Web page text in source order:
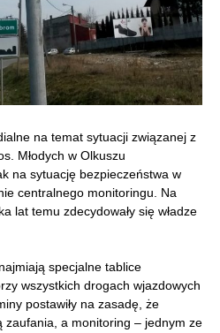
na temat sytuacji związanej z
Młodych w Olkuszu
na sytuację bezpieczeństwa w
centralnego monitoringu. Na
lat temu zdecydowały się władze
specjalne tablice
wszystkich drogach wjazdowych
postawiły na zasadę, że
zaufania, a monitoring – jednym ze